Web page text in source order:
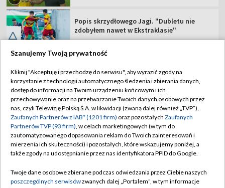
Popis skrzydłowego Jagi. "Dubletu nie
zdobyłem nawet w Ekstraklasie"
TVP
Abonament TVP
Sklep TVP
Biuro Reklamy
Oferta Handlowa
Emisja w TVP
Regulamin TVP
Polityka prywatności
Moje zgody
Biuro reklamy
Szanujemy Twoją prywatność
Kliknij "Akceptuję i przechodzę do serwisu", aby wyrazić zgody na
korzystanie z technologii automatycznego śledzenia i zbierania danych,
dostęp do informacji na Twoim urządzeniu końcowym i ich
przechowywanie oraz na przetwarzanie Twoich danych osobowych przez
nas, czyli Telewizję Polską S.A. w likwidacji (zwaną dalej również „TVP”),
Zaufanych Partnerów z IAB* (1201 firm) oraz pozostałych Zaufanych
Partnerów TVP (93 firm), w celach marketingowych (w tym do
zautomatyzowanego dopasowania reklam do Twoich zainteresowań i
mierzenia ich skuteczności) i pozostałych, które wskazujemy poniżej, a
także zgody na udostępnianie przez nas identyfikatora PPID do Google.
Twoje dane osobowe zbierane podczas odwiedzania przez Ciebie naszych
poszczególnych serwisówzwanych dalej „Portalem”, w tym informacje